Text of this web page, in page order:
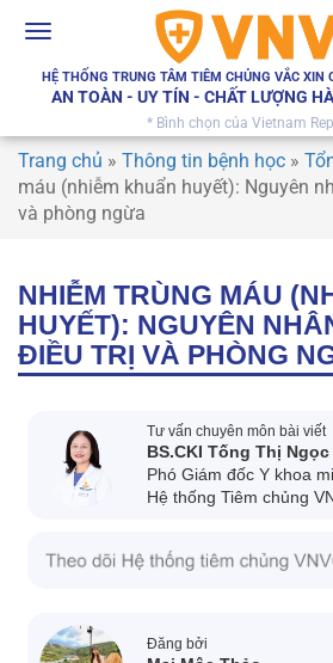
Toggle
HỆ THỐNG TRUNG TÂM TIÊM CHỦNG VẮC XIN
AN TOÀN - UY TÍN - CHẤT LƯỢNG
* Bình chọn của Vietnam
Trang chủ » Thông tin bệnh học »
máu (nhiễm khuẩn huyết): Nguyên
và phòng ngừa
NHIỄM TRÙNG MÁU
HUYẾT): NGUYÊN
ĐIỀU TRỊ VÀ PHÒNG
Tư vấn chuyên môn bài viết
BS.CKI Tống Thị Ngọc
Phó Giám đốc Y khoa
Hệ thống Tiêm chủng
Đăng bởi